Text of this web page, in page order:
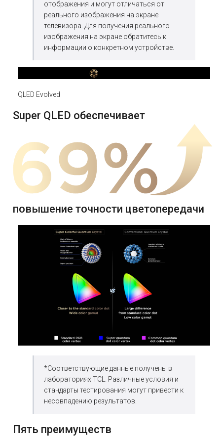
отображения и могут отличаться от
реального изображения на экране
телевизора. Для получения реального
изображения на экране обратитесь к
информации о конкретном устройстве.
QLED Evolved
Super QLED обеспечивает
повышение точности цветопередачи
*Соответствующие данные получены в
лабораториях TCL. Различные условия и
стандарты тестирования могут привести к
несовпадению результатов.
Пять преимуществ